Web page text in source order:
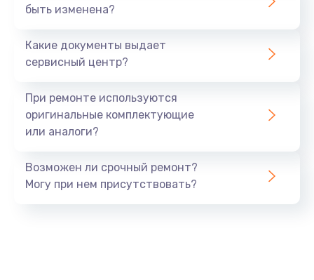
Ремонт южного моста
Замена батарейки BIOS
Заказать
быть изменена?
Какие документы выдает
сервисный центр?
При ремонте используются
оригинальные комплектующие
или аналоги?
Возможен ли срочный ремонт?
Могу при нем присутствовать?